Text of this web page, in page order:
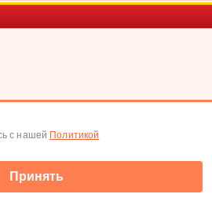
с нашей Политикой
Принять